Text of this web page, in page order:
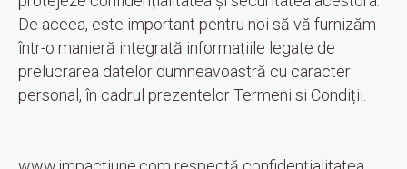
De aceea, este important pentru noi să vă furnizăm
într-o manieră integrată informațiile legate de
prelucrarea datelor dumneavoastră cu caracter
personal, în cadrul prezentelor Termeni si Condiții.